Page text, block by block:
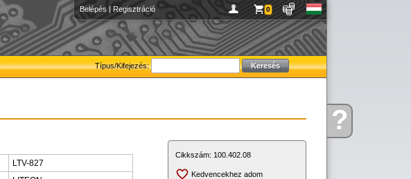
Kérdése?
Belépés | Regisztráció 0
Típus/Kifejezés:
LTV-827
Cikkszám: 100.402.08
Kedvencekhez adom